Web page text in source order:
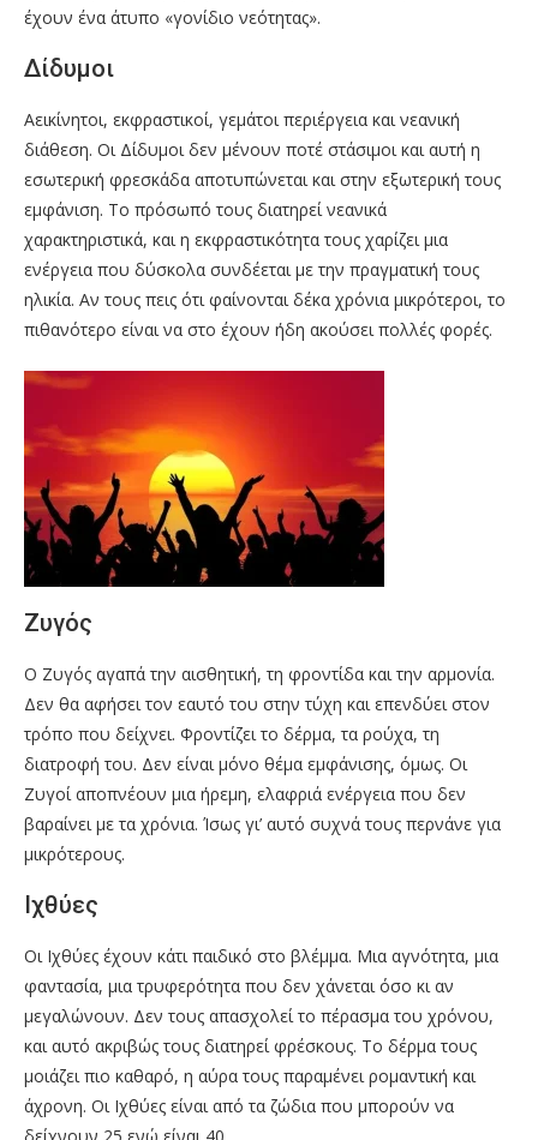
έχουν ένα άτυπο «γονίδιο νεότητας».
Δίδυμοι
Αεικίνητοι, εκφραστικοί, γεμάτοι περιέργεια και νεανική
διάθεση. Οι Δίδυμοι δεν μένουν ποτέ στάσιμοι και αυτή η
εσωτερική φρεσκάδα αποτυπώνεται και στην εξωτερική τους
εμφάνιση. Το πρόσωπό τους διατηρεί νεανικά
χαρακτηριστικά, και η εκφραστικότητα τους χαρίζει μια
ενέργεια που δύσκολα συνδέεται με την πραγματική τους
ηλικία. Αν τους πεις ότι φαίνονται δέκα χρόνια μικρότεροι, το
πιθανότερο είναι να στο έχουν ήδη ακούσει πολλές φορές.
Ζυγός
Ο Ζυγός αγαπά την αισθητική, τη φροντίδα και την αρμονία.
Δεν θα αφήσει τον εαυτό του στην τύχη και επενδύει στον
τρόπο που δείχνει. Φροντίζει το δέρμα, τα ρούχα, τη
διατροφή του. Δεν είναι μόνο θέμα εμφάνισης, όμως. Οι
Ζυγοί αποπνέουν μια ήρεμη, ελαφριά ενέργεια που δεν
βαραίνει με τα χρόνια. Ίσως γι’ αυτό συχνά τους περνάνε για
μικρότερους.
Ιχθύες
Οι Ιχθύες έχουν κάτι παιδικό στο βλέμμα. Μια αγνότητα, μια
φαντασία, μια τρυφερότητα που δεν χάνεται όσο κι αν
μεγαλώνουν. Δεν τους απασχολεί το πέρασμα του χρόνου,
και αυτό ακριβώς τους διατηρεί φρέσκους. Το δέρμα τους
μοιάζει πιο καθαρό, η αύρα τους παραμένει ρομαντική και
άχρονη. Οι Ιχθύες είναι από τα ζώδια που μπορούν να
δείχνουν 25 ενώ είναι 40.